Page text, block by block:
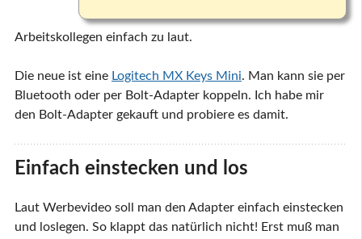
Arbeitskollegen einfach zu laut.
Die neue ist eine Logitech MX Keys Mini. Man kann sie per
Bluetooth oder per Bolt-Adapter koppeln. Ich habe mir
den Bolt-Adapter gekauft und probiere es damit.
Einfach einstecken und los
Laut Werbevideo soll man den Adapter einfach einstecken
und loslegen. So klappt das natürlich nicht! Erst muß man